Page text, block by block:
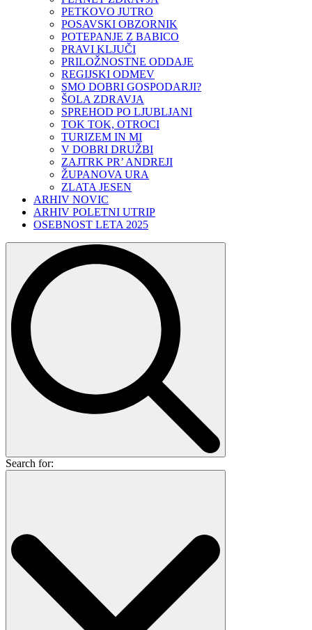
PETKOVO JUTRO
POSAVSKI OBZORNIK
POTEPANJE Z BABICO
PRAVI KLJUČI
PRILOŽNOSTNE ODDAJE
REGIJSKI ODMEV
SMO DOBRI GOSPODARJI?
ŠOLA ZDRAVJA
SPREHOD PO LJUBLJANI
TOK TOK, OTROCI
TURIZEM IN MI
V DOBRI DRUŽBI
ZAJTRK PR’ ANDREJI
ŽUPANOVA URA
ZLATA JESEN
ARHIV NOVIC
ARHIV POLETNI UTRIP
OSEBNOST LETA 2025
Search for: